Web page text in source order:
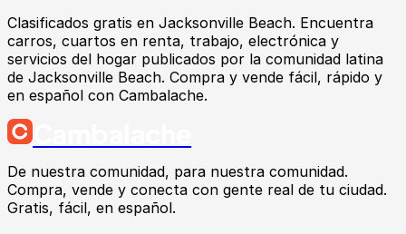
Clasificados gratis en Jacksonville Beach. Encuentra
carros, cuartos en renta, trabajo, electrónica y
servicios del hogar publicados por la comunidad latina
de Jacksonville Beach. Compra y vende fácil, rápido y
en español con Cambalache.
De nuestra comunidad, para nuestra comunidad.
Compra, vende y conecta con gente real de tu ciudad.
Gratis, fácil, en español.